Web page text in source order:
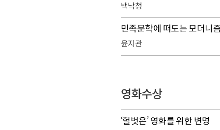
백낙청
민족문학에 떠도는 모더니
윤지관
영화수상
‘헐벗은’ 영화를 위한 변명